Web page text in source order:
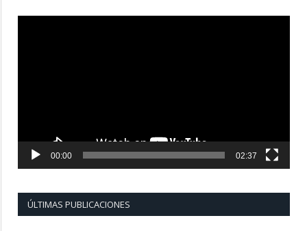
00:00 02:37
ÚLTIMAS PUBLICACIONES